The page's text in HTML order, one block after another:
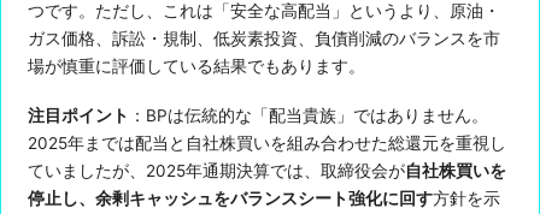
つです。ただし、これは「安全な高配当」というより、原油・
ガス価格、訴訟・規制、低炭素投資、負債削減のバランスを市
場が慎重に評価している結果でもあります。
注目ポイント ：BPは伝統的な「配当貴族」ではありません。
2025年までは配当と自社株買いを組み合わせた総還元を重視し
ていましたが、2025年通期決算では、取締役会が自社株買いを
停止し、余剰キャッシュをバランスシート強化に回す方針を示